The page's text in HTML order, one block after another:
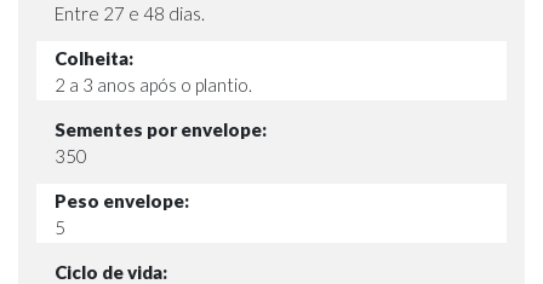
Entre 27 e 48 dias.
Colheita:
2 a 3 anos após o plantio.
Sementes por envelope:
350
Peso envelope:
5
Ciclo de vida: